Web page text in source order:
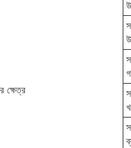
ক্ষেত্র